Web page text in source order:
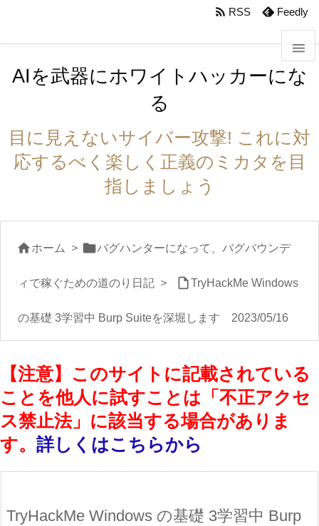



サイ


検索
 RSS Feedly
AIを武器にホワイトハッカーにな
る
目に見えないサイバー攻撃! これに対
応するべく楽しく正義のミカタを目
指しましょう
ホーム > バグハンターになって、バグバウンデ
ィで稼ぐための道のり日記 > TryHackMe Windows
の基礎 3学習中 Burp Suiteを深堀します 2023/05/16
【注意】このサイトに記載されている
ことを他人に試すことは「不正アクセ
ス禁止法」に該当する場合がありま
す。 詳しくはこちらから
TryHackMe Windows の基礎 3学習中 Burp